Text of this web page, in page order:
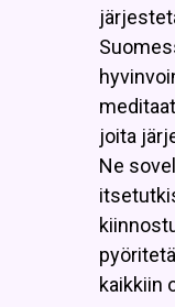
joita
Ne
kaikkiin